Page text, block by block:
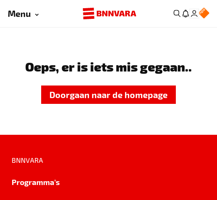
Menu
Oeps, er is iets mis gegaan..
Doorgaan naar de homepage
BNNVARA
Programma's